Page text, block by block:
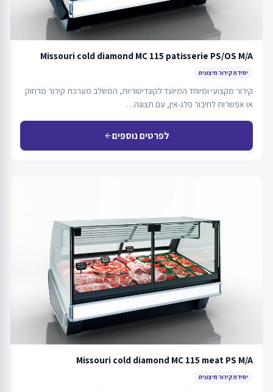
Missouri cold diamond MC 115 patisserie PS/OS M/A
יחידת קירור חיצונית
קירור מקצועי ומיוחד המיועד לקונדיטוריות, המשלב מערכת קירור מרחוק
או אפשרות לחיבור פלג-אין, עם תצוגה…
לפרטים נוספיםarrow_back
Missouri cold diamond MC 115 meat PS M/A
יחידת קירור חיצונית